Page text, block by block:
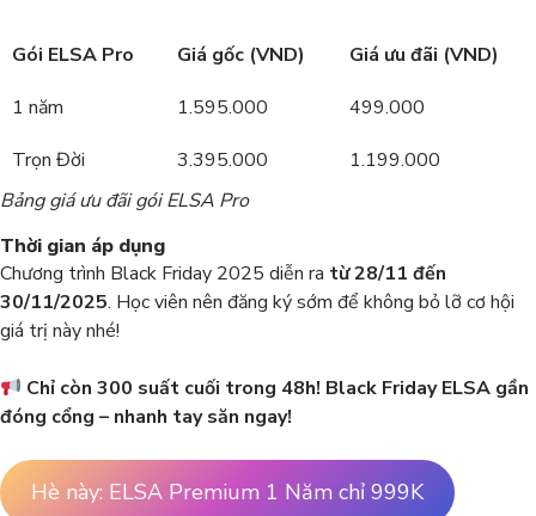
Gói ELSA Pro Giá gốc (VND)
Giá ưu đãi (VND)
1 năm
1.595.000
499.000
Trọn Đời
3.395.000
1.199.000
Bảng giá ưu đãi gói ELSA Pro
Thời gian áp dụng
Chương trình Black Friday 2025 diễn ra từ 28/11 đến
30/11/2025. Học viên nên đăng ký sớm để không bỏ lỡ cơ hội
giá trị này nhé!
Chỉ còn 300 suất cuối trong 48h! Black Friday ELSA gần
đóng cổng – nhanh tay săn ngay!
Hè này: ELSA Premium 1 Năm chỉ 999K